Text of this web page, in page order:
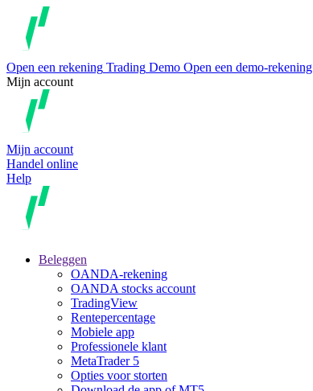
Open een rekening Trading Demo Open een demo-rekening
Mijn account
Mijn account
Handel online
Help
Beleggen
OANDA-rekening
OANDA stocks account
TradingView
Rentepercentage
Mobiele app
Professionele klant
MetaTrader 5
Opties voor storten